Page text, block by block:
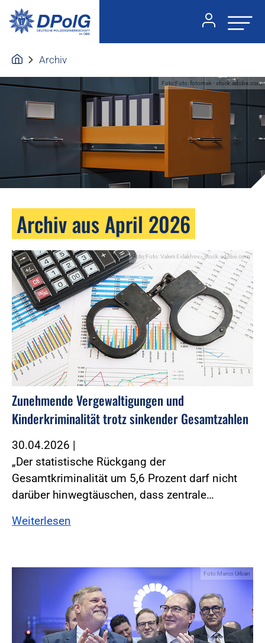
Archiv
Foto:Foto: fotomek - stock.adobe.com
Archiv aus April 2026
Foto:Foto: Valerii Evlakhov - stock.adobe.com
Zunehmende Vergewaltigungen und
Kinderkriminalität trotz sinkender Gesamtzahlen
30.04.2026 |
„Der statistische Rückgang der
Gesamtkriminalität um 5,6 Prozent darf nicht
darüber hinwegtäuschen, dass zentrale…
Weiterlesen
Foto:Marco Urban